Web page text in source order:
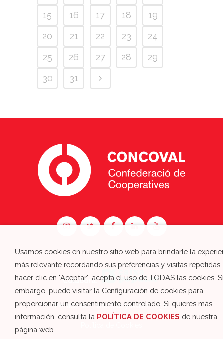
15
16 17 18
19
20
21 22 23
24
25
26 27 28
29
30
31
Colabora:
Política de Privacidad y Aviso Legal
Usamos cookies en nuestro sitio web para brindarle la
más relevante recordando sus preferencias y visitas
hacer clic en "Aceptar", acepta el uso de TODAS las cookies.
embargo, puede visitar la Configuración de cookies para
proporcionar un consentimiento controlado. Si quieres más
información, consulta la POLÍTICA DE COOKIES de nuestra
página web.